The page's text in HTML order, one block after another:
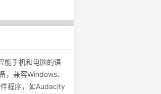
能手机和电脑的语
，兼容Windows、
程序，如Audacity